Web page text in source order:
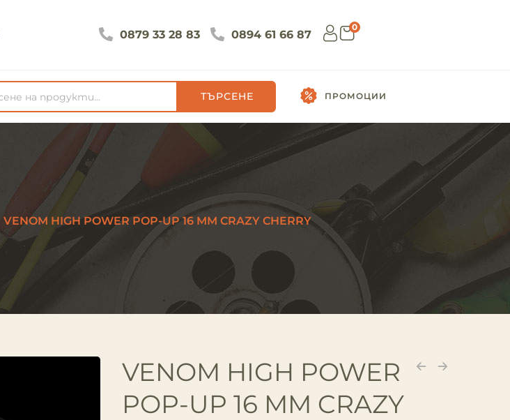
0879 33 28 83 0894 61 66 87
0
ТЪРСЕНЕ ПРОМОЦИИ
VENOM HIGH POWER POP-UP 16 MM CRAZY CHERRY
VENOM HIGH POWER
POP-UP 16 MM CRAZY